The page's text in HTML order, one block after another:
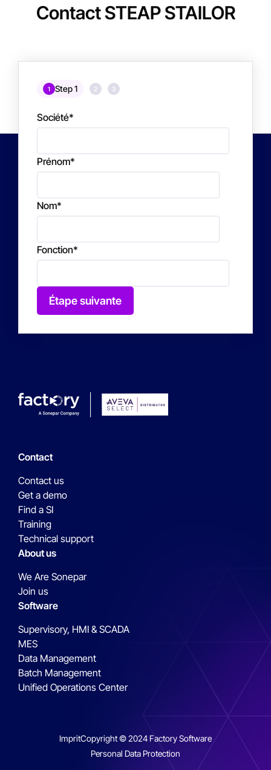
Contact STEAP STAILOR
1 Step 1 2 3
Société*
Prénom*
Nom*
Fonction*
Étape suivante
Contact
Contact us
Get a demo
Find a SI
Training
Technical support
About us
We Are Sonepar
Join us
Software
Supervisory, HMI & SCADA
MES
Data Management
Batch Management
Unified Operations Center
ImpritCopyright © 2024 Factory Software
Personal Data Protection